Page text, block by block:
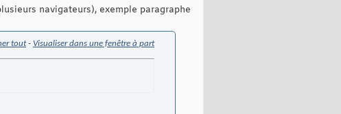
navigateurs), exemple paragraphe
tout- Visualiser dans une fenêtre à part